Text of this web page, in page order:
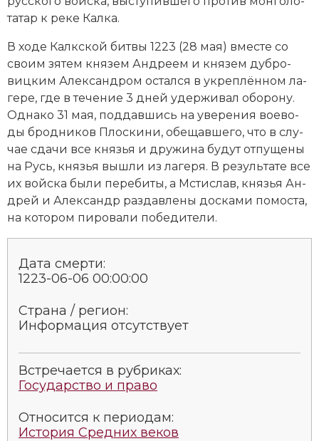
та­тар к реке Кал­ка.
В хо­де Калк­ской бит­вы 1223 (28 мая) вме­сте со
сво­им зя­тем князем Ан­д­ре­ем и князем дуб­ро­
виц­ким Алек­сан­дром ос­тал­ся в ук­ре­п­лён­ном ла­
ге­ре, где в те­че­ние 3 дней удер­жи­вал обо­ро­ну.
Од­на­ко 31 мая, под­дав­шись на уве­ре­ния вое­во­
ды брод­ни­ков Пло­ски­ни, обе­щав­ше­го, что в слу­
чае сда­чи все кня­зья и дру­жи­на бу­дут от­пу­ще­ны
на Русь, кня­зья вы­шли из ла­ге­ря. В ре­зуль­та­те все
их вой­ска бы­ли пе­ре­би­ты, а Мстислав, кня­зья Ан­
д­рей и Алек­сандр раз­дав­ле­ны дос­ка­ми по­мос­та,
на ко­то­ром пи­ро­ва­ли по­бе­ди­те­ли.
Дата смерти:
1223-06-06 00:00:00
Страна / регион:
Информация отсутствует
Встречается в рубриках:
Государство и право
Относится к периодам:
История Средних веков